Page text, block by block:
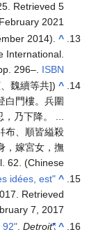
. Retrieved5
February 2021
^
2014).
International.
296–. ISBN
^
魏續等共
白門樓。兵圍
乃下降。 ...
布、順皆縊殺
，嫁宮女，撫
62. (Chinese)
^
idées, est
. Retrieved
7, 2017
^
"Political giant John Dingell dies at 92"
.Detroit